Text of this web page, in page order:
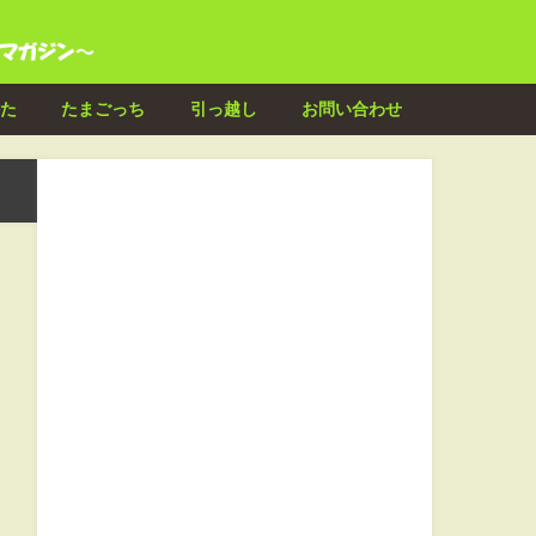
たまごっち 引っ越し お問い合わせ